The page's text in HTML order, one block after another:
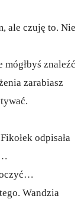
ale czuję to. Nie
znaleźć
zarabiasz
odpisała
Wandzia